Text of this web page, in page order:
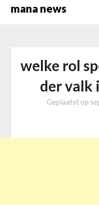
Overslaan
mana news
welke rol
der valk
Geplaatst op